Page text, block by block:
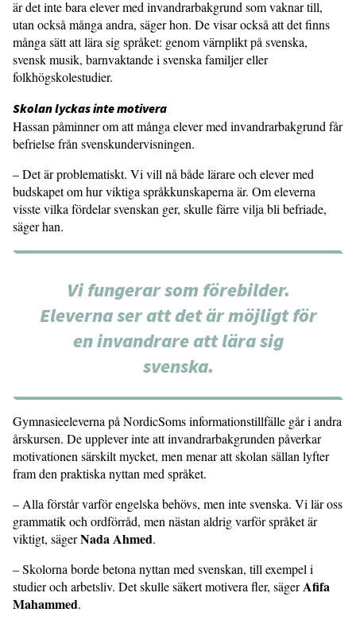
är det inte bara elever med invandrarbakgrund som vaknar till,
utan också många andra, säger hon. De visar också att det finns
många sätt att lära sig språket: genom värnplikt på svenska,
svensk musik, barnvaktande i svenska familjer eller
folkhögskolestudier.
Skolan lyckas inte motivera
Hassan påminner om att många elever med invandrarbakgrund får
befrielse från svenskundervisningen.
– Det är problematiskt. Vi vill nå både lärare och elever med
budskapet om hur viktiga språkkunskaperna är. Om eleverna
visste vilka fördelar svenskan ger, skulle färre vilja bli befriade,
säger han.
Vi fungerar som förebilder.
Eleverna ser att det är möjligt för
en invandrare att lära sig
svenska.
Gymnasieeleverna på NordicSoms informationstillfälle går i andra
årskursen. De upplever inte att invandrarbakgrunden påverkar
motivationen särskilt mycket, men menar att skolan sällan lyfter
fram den praktiska nyttan med språket.
– Alla förstår varför engelska behövs, men inte svenska. Vi lär oss
grammatik och ordförråd, men nästan aldrig varför språket är
viktigt, sägerNada Ahmed.
– Skolorna borde betona nyttan med svenskan, till exempel i
studier och arbetsliv. Det skulle säkert motivera fler, sägerAfifa
Mahammed.